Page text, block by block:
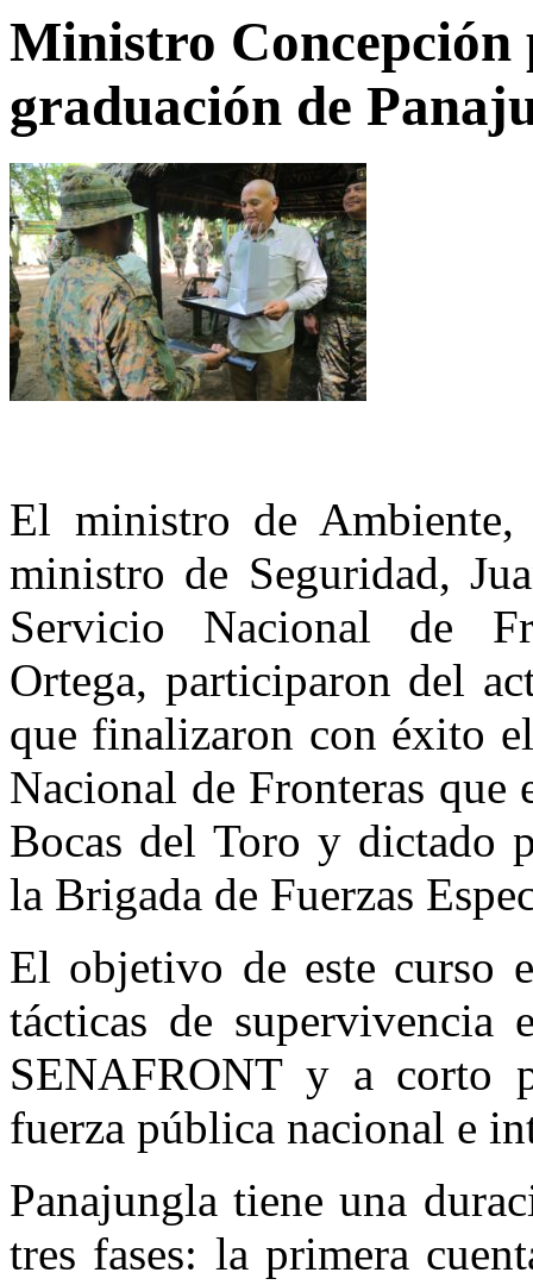
Ministro Concepción
graduación de
El ministro de
ministro de Seguridad,
Servicio Nacional de
Ortega, participaron del
que finalizaron con éxito
Nacional de Fronteras que
Bocas del Toro y dictado
la Brigada de Fuerzas
El objetivo de este curso
tácticas de
SENAFRONT y a corto
fuerza pública nacional e
Panajungla tiene una
tres fases: la primera